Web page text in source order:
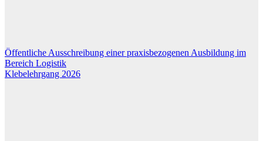
Beitragsnavigation
Öffentliche Ausschreibung einer praxisbezogenen Ausbildung im
Bereich Logistik
Klebelehrgang 2026